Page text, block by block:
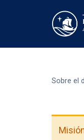
Sobre el